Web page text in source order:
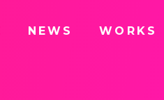
NEWS WORKS